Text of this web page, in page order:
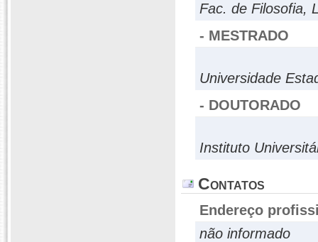
Fac. de Filosofia,
- MESTRADO
Universidade
- DOUTORADO
Instituto
Contatos
Endereço
não informado